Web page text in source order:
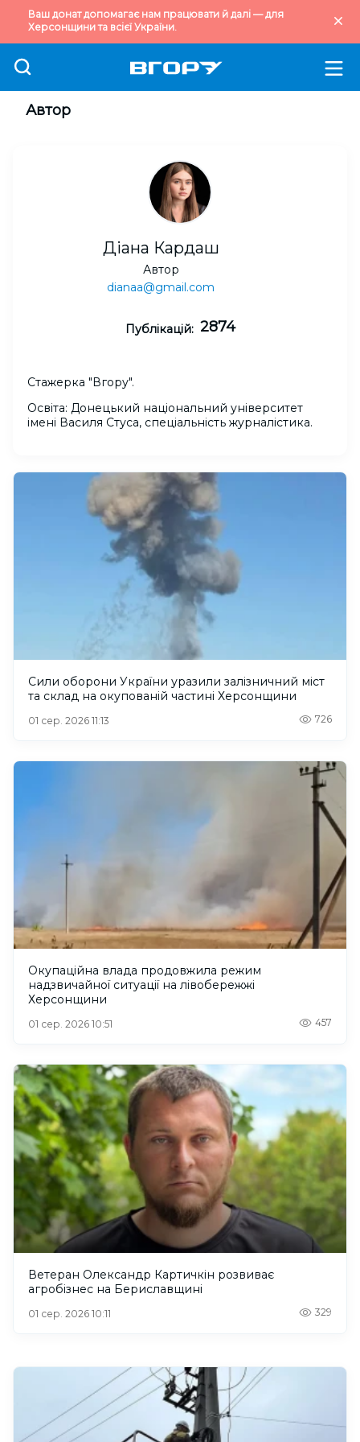
Ваш донат допомагає нам працювати й далі — для
Херсонщини та всієї України.
Автор
Діана Кардаш
Автор
dianaa@gmail.com
Публікацій: 2874
Стажерка "Вгору".
Освіта: Донецький національний університет
імені Василя Стуса, спеціальність журналістика.
Сили оборони України уразили залізничний міст
та склад на окупованій частині Херсонщини
01 сер. 2026 11:13 726
Окупаційна влада продовжила режим
надзвичайної ситуації на лівобережжі
Херсонщини
01 сер. 2026 10:51 457
Ветеран Олександр Картичкін розвиває
агробізнес на Бериславщині
01 сер. 2026 10:11 329